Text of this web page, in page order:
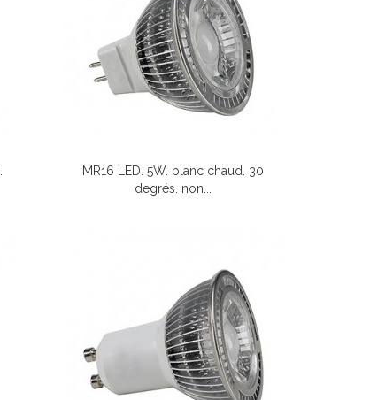
MR16 LED. 5W. blanc chaud. 30
degrés. non...